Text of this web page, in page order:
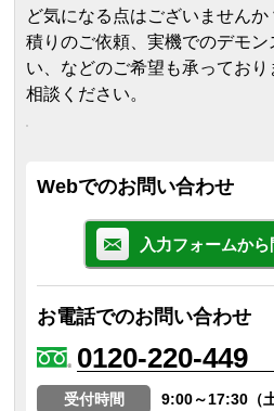
ど気になる点はございません
積りのご依頼、実機でのデモ
い、などのご希望も承ってお
相談ください。
Webでのお問い合わせ
入力フォームか
お電話でのお問い合わせ
0120-220-449
受付時間
9:00～17:30（